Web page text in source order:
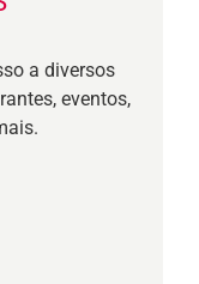
a diversos
eventos,